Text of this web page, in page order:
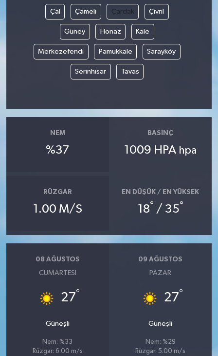
Çal Çameli Çardak Çivril
Güney Honaz Kale
Merkezefendi Pamukkale Sarayköy
Serinhisar Tavas
NEM
%37
BASINÇ
1009 HPA hpa
RÜZGAR
1.00 M/S
EN DÜŞÜK / EN YÜKSEK
18° / 35°
08 AĞUSTOS
CUMARTESI
27°
Güneşli
Nem: %33
Rüzgar: 6.00 m/s
09 AĞUSTOS
PAZAR
27°
Güneşli
Nem: %29
Rüzgar: 5.00 m/s